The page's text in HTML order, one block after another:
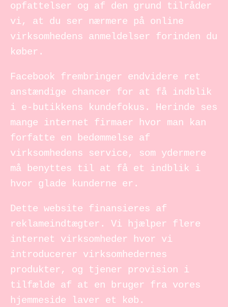
opfattelser og af den grund tilråder
vi, at du ser nærmere på online
virksomhedens anmeldelser forinden du
køber.
Facebook frembringer endvidere ret
anstændige chancer for at få indblik
i e-butikkens kundefokus. Herinde ses
mange internet firmaer hvor man kan
forfatte en bedømmelse af
virksomhedens service, som ydermere
må benyttes til at få et indblik i
hvor glade kunderne er.
Dette website finansieres af
reklameindtægter. Vi hjælper flere
internet virksomheder hvor vi
introducerer virksomhedernes
produkter, og tjener provision i
tilfælde af at en bruger fra vores
hjemmeside laver et køb.